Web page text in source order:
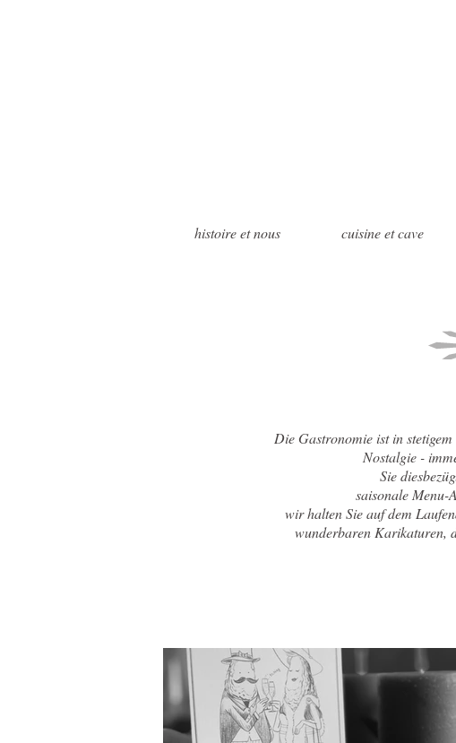
histoire et nous cuisine et cave
Die Gastronomie ist in
Nostalgie -
Sie
saisonale Menu-
wir halten Sie auf dem
wunderbaren Karikaturen,